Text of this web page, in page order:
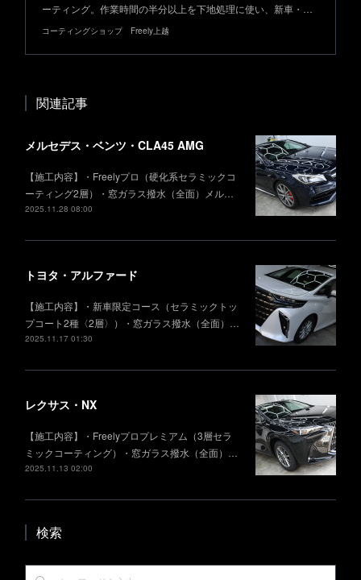
ーティング。作業時間の半分以上を下地処理に使い、新車・…
コーティングショップ Freely上越
関連記事
メルセデス・ベンツ・CLA45 AMG
【施工内容】・Freelyプロ（硬化系セラミックコ
ーティング2層）・窓ガラス撥水（全面）メル…
2025.11.28 08:00
トヨタ・アルファード
【施工内容】・新車限定コース（セラミックトッ
プコート2種〈2層〉）・窓ガラス撥水（全面）…
2025.11.17 01:30
レクサス・NX
【施工内容】・Freelyプロプレミアム（3層セラ
ミックコーティング）・窓ガラス撥水（全面）…
2025.11.13 02:00
検索